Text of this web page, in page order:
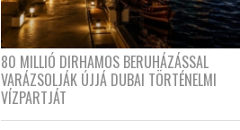
80 MILLIÓ DIRHAMOS BERUHÁZÁSSAL
VARÁZSOLJÁK ÚJJÁ DUBAI TÖRTÉNELMI
VÍZPARTJÁT